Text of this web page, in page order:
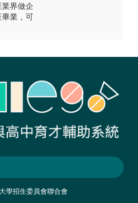
界做企
畢業，可
學招生委員會聯合會